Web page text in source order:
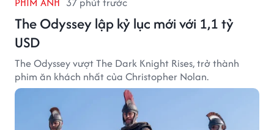
The Odyssey lập kỷ lục mới với 1,1 tỷ
USD
The Odyssey vượt The Dark Knight Rises, trở thành
phim ăn khách nhất của Christopher Nolan.